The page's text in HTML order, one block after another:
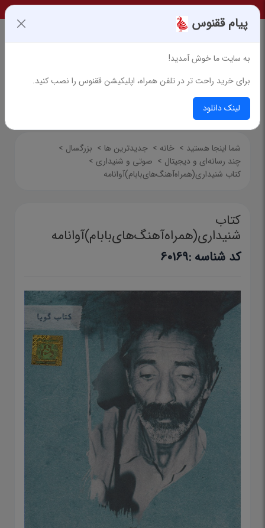
شما اینجا هستید > خانه > جدیدترین ها > بزرگسال >
چند رسانه‌ای و دیجیتال > صوتی و شنیداری >
کتاب شنیداری(همراه‌آهنگ‌های‌بابام)آوانامه
کتاب
شنیداری(همراه‌آهنگ‌های‌بابام)آوانامه
کد شناسه :60169
پیام ققنوس
به سایت ما خوش آمدید!
برای خرید راحت تر در تلفن همراه، اپلیکیشن ققنوس را نصب کنید.
لینک دانلود